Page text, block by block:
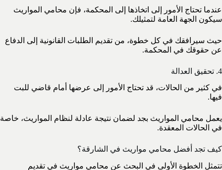
عندما تحتاج الأمور إلى اتخاذها إلى المحكمة، فإن محامي المواريث
سيكون الجهة العامة لتمثيلك.
حيث سيرافقك في كل خطوة، من تقديم الطلبات القانونية إلى الدفاع
عن حقوقك في المحكمة.
4. تحقيق العدالة
في كثير من الحالات، قد تحتاج الأمور إلى عرضها أمام قاضي للبت
فيها.
يعمل محامي المواريث بجد لضمان نتيجة عادلة لنظام المواريث، خاصة
في الحالات المعقدة.
كيف تجد أفضل محامي مواريث في الشارقة؟
تتمثل الخطوة الأولى في البحث عن محامي مواريث في تقديم